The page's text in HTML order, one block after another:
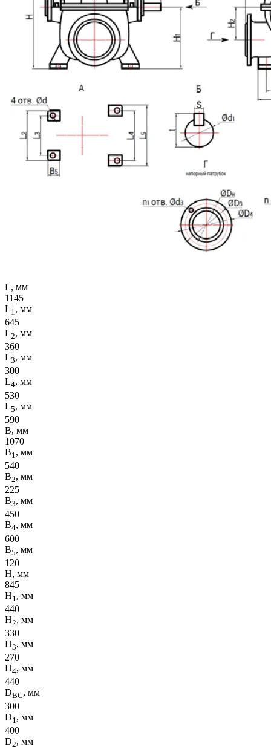
L, мм
1145
L1, мм
645
L2, мм
360
L3, мм
300
L4, мм
530
L5, мм
590
B, мм
1070
B1 , мм
540
B2, мм
225
B3, мм
450
B4, мм
600
B5, мм
120
H, мм
845
H1 , мм
440
H2, мм
330
H3, мм
270
H4, мм
440
DВС, мм
300
D1 , мм
400
D2, мм